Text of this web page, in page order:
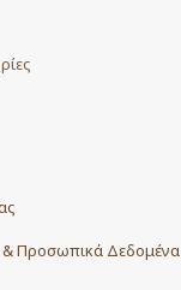
Προσωπικά Δεδομένα